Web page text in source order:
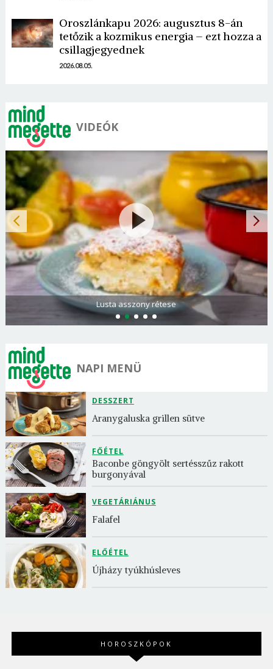
Oroszlánkapu 2026: augusztus 8-án
tetőzik a kozmikus energia – ezt hozza a
csillagjegyednek
2026.08.05.
VIDEÓK
Lusta asszony rétese
NAPI MENÜ
DESSZERT
Aranygaluska grillen sütve
FŐÉTEL
Baconbe göngyölt sertésszűz rakott
burgonyával
VEGETÁRIÁNUS
Falafel
ELŐÉTEL
Újházy tyúkhúsleves
HOROSZKÓPOK
Jelszó